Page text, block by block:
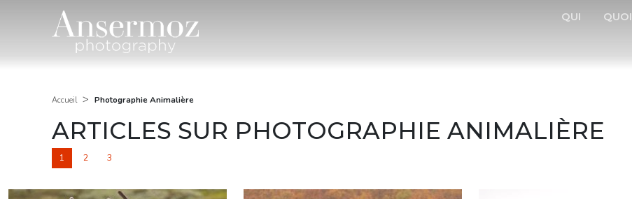
QUI QUOI
Accueil > Photographie Animalière
ARTICLES SUR PHOTOGRAPHIE ANIMALIÈRE
1 2 3